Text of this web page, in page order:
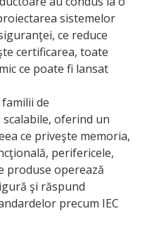
sistemelor
ce reduce
certificarea, toate
ce poate fi lansat
de
oferind un
ce priveşte memoria,
perifericele,
produse operează
şi răspund
precum IEC